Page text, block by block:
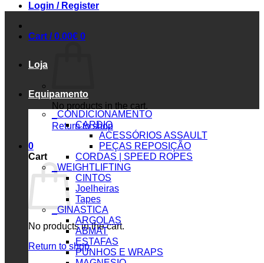
Login / Register
Cart /0.00€ 0
No products in the cart.
Return to shop
0
Cart
No products in the cart.
Return to shop
Loja
Equipamento
_CONDICIONAMENTO
CARDIO
ACESSÓRIOS ASSAULT
PEÇAS REPOSIÇÃO
CORDAS | SPEED ROPES
_WEIGHTLIFTING
CINTOS
Joelheiras
Tapes
_GINASTICA
ARGOLAS
ABMAT
ESTAFAS
PUNHOS E WRAPS